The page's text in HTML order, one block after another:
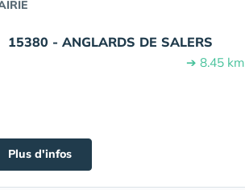
15380 - ANGLARDS DE SALERS
➔ 8.45 km
Plus d'infos